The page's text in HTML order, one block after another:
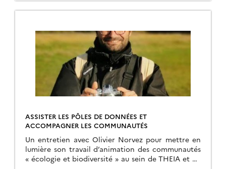
ASSISTER LES PÔLES DE DONNÉES ET
ACCOMPAGNER LES COMMUNAUTÉS
Un entretien avec Olivier Norvez pour mettre en
lumière son travail d’animation des communautés
« écologie et biodiversité » au sein de THEIA et du